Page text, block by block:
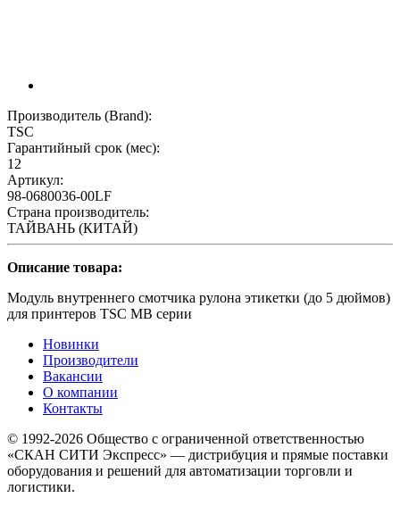
Производитель (Brand):
TSC
Гарантийный срок (мес):
12
Артикул:
98-0680036-00LF
Страна производитель:
ТАЙВАНЬ (КИТАЙ)
Описание товара:
Модуль внутреннего смотчика рулона этикетки (до 5 дюймов)
для принтеров TSC МВ серии
Новинки
Производители
Вакансии
О компании
Контакты
© 1992-2026 Общество с ограниченной ответственностью
«СКАН СИТИ Экспресс» — дистрибуция и прямые поставки
оборудования и решений для автоматизации торговли и
логистики.